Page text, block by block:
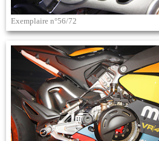
Exemplaire n°56/72